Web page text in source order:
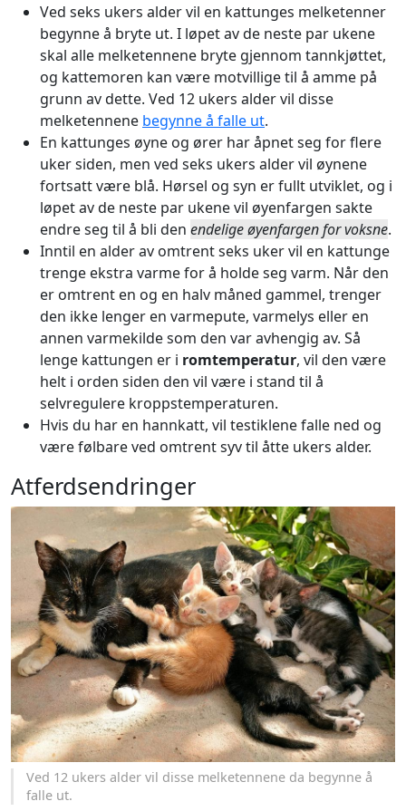
Ved seks ukers alder vil en kattunges melketenner
begynne å bryte ut. I løpet av de neste par ukene
skal alle melketennene bryte gjennom tannkjøttet,
og kattemoren kan være motvillige til å amme på
grunn av dette. Ved 12 ukers alder vil disse
melketennene begynne å falle ut.
En kattunges øyne og ører har åpnet seg for flere
uker siden, men ved seks ukers alder vil øynene
fortsatt være blå. Hørsel og syn er fullt utviklet, og i
løpet av de neste par ukene vil øyenfargen sakte
endre seg til å bli den endelige øyenfargen for voksne.
Inntil en alder av omtrent seks uker vil en kattunge
trenge ekstra varme for å holde seg varm. Når den
er omtrent en og en halv måned gammel, trenger
den ikke lenger en varmepute, varmelys eller en
annen varmekilde som den var avhengig av. Så
lenge kattungen er i romtemperatur, vil den være
helt i orden siden den vil være i stand til å
selvregulere kroppstemperaturen.
Hvis du har en hannkatt, vil testiklene falle ned og
være følbare ved omtrent syv til åtte ukers alder.
Atferdsendringer
Ved 12 ukers alder vil disse melketennene da begynne å
falle ut.